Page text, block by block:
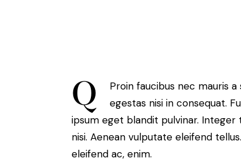
Q
Proin faucibus nec mauris
egestas nisi in consequat.
ipsum eget blandit pulvinar. Integer
nisi. Aenean vulputate eleifend
eleifend ac, enim.